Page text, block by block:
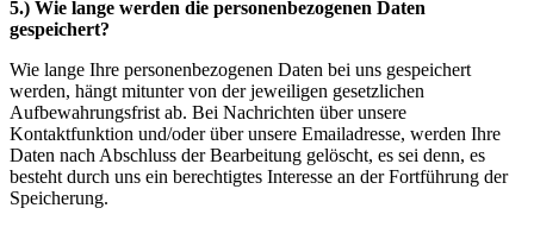
5.) Wie lange werden die personenbezogenen Daten
gespeichert?
Wie lange Ihre personenbezogenen Daten bei uns gespeichert
werden, hängt mitunter von der jeweiligen gesetzlichen
Aufbewahrungsfrist ab. Bei Nachrichten über unsere
Kontaktfunktion und/oder über unsere Emailadresse, werden Ihre
Daten nach Abschluss der Bearbeitung gelöscht, es sei denn, es
besteht durch uns ein berechtigtes Interesse an der Fortführung der
Speicherung.